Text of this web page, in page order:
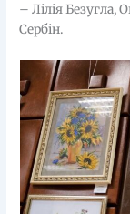
– Лілія Безугла,
Сербін.